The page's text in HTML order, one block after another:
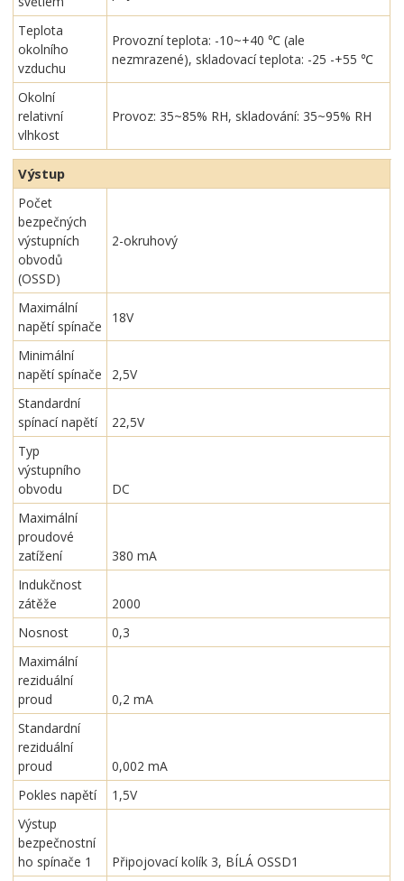
Teplota
okolního
vzduchu
Provozní teplota: -10~+40 ℃ (ale
nezmrazené), skladovací teplota: -25 -+55 ℃
Okolní
relativní
vlhkost
Provoz: 35~85% RH, skladování: 35~95% RH
Výstup
Počet
bezpečných
výstupních
obvodů
(OSSD)
2-okruhový
Maximální
napětí spínače
18V
Minimální
napětí spínače
2,5V
Standardní
spínací napětí
22,5V
Typ
výstupního
obvodu
DC
Maximální
proudové
zatížení
380 mA
Indukčnost
zátěže
2000
Nosnost
0,3
Maximální
reziduální
proud
0,2 mA
Standardní
reziduální
proud
0,002 mA
Pokles napětí
1,5V
Výstup
bezpečnostní
ho spínače 1
Připojovací kolík 3, BÍLÁ OSSD1